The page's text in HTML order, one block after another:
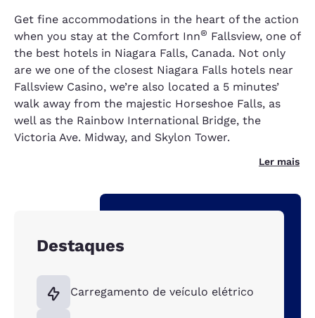
Get fine accommodations in the heart of the action
when you stay at the Comfort Inn® Fallsview, one of
the best hotels in Niagara Falls, Canada. Not only
are we one of the closest Niagara Falls hotels near
Fallsview Casino, we’re also located a 5 minutes’
walk away from the majestic Horseshoe Falls, as
well as the Rainbow International Bridge, the
Victoria Ave. Midway, and Skylon Tower.
Ler mais
Destaques
Carregamento de veículo elétrico